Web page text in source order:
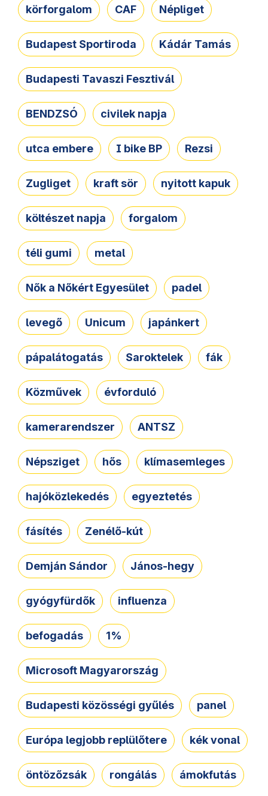
körforgalom CAF Népliget
Budapest Sportiroda Kádár Tamás
Budapesti Tavaszi Fesztivál
BENDZSÓ civilek napja
utca embere I bike BP Rezsi
Zugliget kraft sör nyitott kapuk
költészet napja forgalom
téli gumi metal
Nők a Nőkért Egyesület padel
levegő Unicum japánkert
pápalátogatás Saroktelek fák
Közművek évforduló
kamerarendszer ANTSZ
Népsziget hős klímasemleges
hajóközlekedés egyeztetés
fásítés Zenélő-kút
Demján Sándor János-hegy
gyógyfürdők influenza
befogadás 1%
Microsoft Magyarország
Budapesti közösségi gyűlés panel
Európa legjobb replülőtere kék vonal
öntözőzsák rongálás ámokfutás